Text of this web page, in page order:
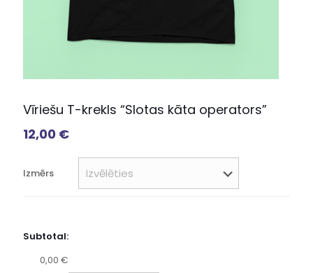
Vīriešu T-krekls “Slotas kāta operators”
12,00 €
Izmērs
Subtotal:
0,00 €